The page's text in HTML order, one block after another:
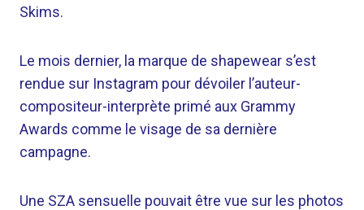
Skims.
Le mois dernier, la marque de shapewear s’est
rendue sur Instagram pour dévoiler l’auteur-
compositeur-interprète primé aux Grammy
Awards comme le visage de sa dernière
campagne.
Une SZA sensuelle pouvait être vue sur les photos